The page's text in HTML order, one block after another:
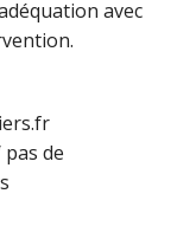
avec
de